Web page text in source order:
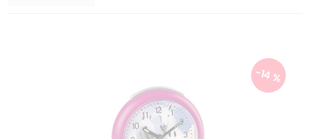
-14 %